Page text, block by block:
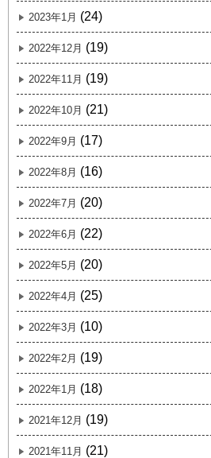
2023年1月 (24)
2022年12月 (19)
2022年11月 (19)
2022年10月 (21)
2022年9月 (17)
2022年8月 (16)
2022年7月 (20)
2022年6月 (22)
2022年5月 (20)
2022年4月 (25)
2022年3月 (10)
2022年2月 (19)
2022年1月 (18)
2021年12月 (19)
2021年11月 (21)